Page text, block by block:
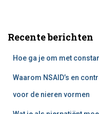
n
Recente berichten
Hoe ga je om met
Waarom NSAID’s en
voor de nieren vormen